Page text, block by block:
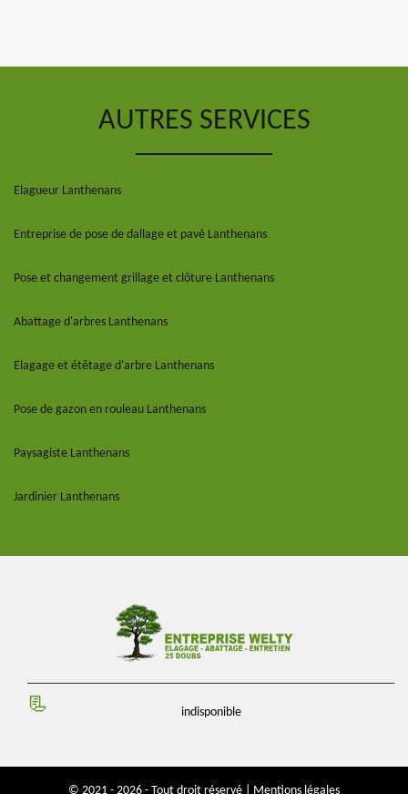
AUTRES SERVICES
Elagueur Lanthenans
Entreprise de pose de dallage et pavé Lanthenans
Pose et changement grillage et clôture Lanthenans
Abattage d'arbres Lanthenans
Elagage et étêtage d'arbre Lanthenans
Pose de gazon en rouleau Lanthenans
Paysagiste Lanthenans
Jardinier Lanthenans
indisponible
© 2021 - 2026 - Tout droit réservé | Mentions légales